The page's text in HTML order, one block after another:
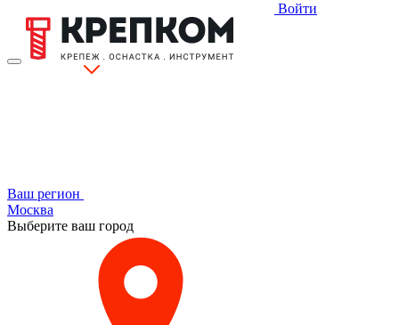
Войти
Ваш регион
Москва
Выберите ваш город